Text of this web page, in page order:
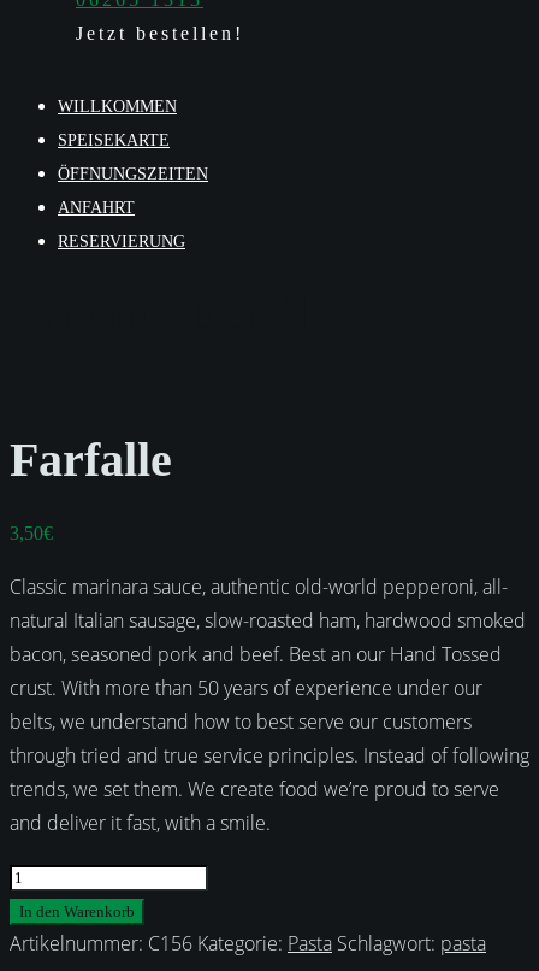
Jetzt bestellen!
WILLKOMMEN
SPEISEKARTE
ÖFFNUNGSZEITEN
ANFAHRT
RESERVIERUNG
Farfalle
3,50€
Classic marinara sauce, authentic old-world pepperoni, all-
natural Italian sausage, slow-roasted ham, hardwood smoked
bacon, seasoned pork and beef. Best an our Hand Tossed
crust. With more than 50 years of experience under our
belts, we understand how to best serve our customers
through tried and true service principles. Instead of following
trends, we set them. We create food we’re proud to serve
and deliver it fast, with a smile.
Farfalle
Menge
In den Warenkorb
Artikelnummer: C156 Kategorie: Pasta Schlagwort: pasta